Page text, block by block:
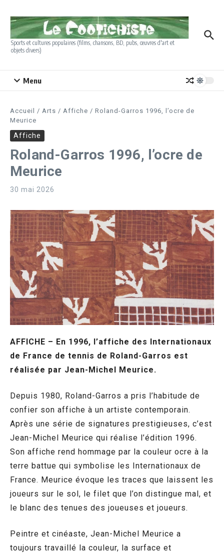
Sports et cultures populaires (films, chansons, BD, pubs, œuvres d'art et
objets divers)
Menu
Accueil / Arts / Affiche / Roland-Garros 1996, l’ocre de
Meurice
Affiche
Roland-Garros 1996, l’ocre de
Meurice
30 mai 2026
AFFICHE – En 1996, l’affiche des Internationaux
de France de tennis de Roland-Garros est
réalisée par Jean-Michel Meurice.
Depuis 1980, Roland-Garros a pris l’habitude de
confier son affiche à un artiste contemporain.
Après une série de signatures prestigieuses, c’est
Jean-Michel Meurice qui réalise l’édition 1996.
Son affiche rend hommage par la couleur ocre à la
terre battue qui symbolise les Internationaux de
France. Meurice évoque les traces que laissent les
joueurs sur le sol, le filet que l’on distingue mal, et
le blanc des tenues des joueuses et joueurs.
Peintre et cinéaste, Jean-Michel Meurice a
toujours travaillé la couleur, la surface et